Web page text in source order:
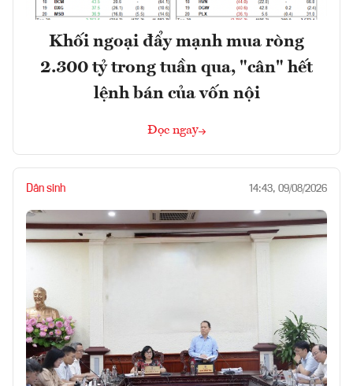
Khối ngoại đẩy mạnh mua ròng
2.300 tỷ trong tuần qua, "cân" hết
lệnh bán của vốn nội
Đọc ngay
Dân sinh 14:43, 09/08/2026